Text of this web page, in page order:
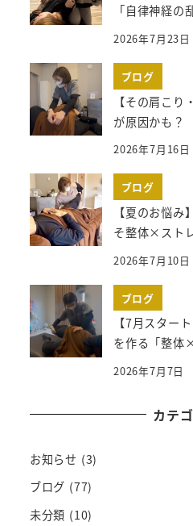
「自律神経の
2026年7月23日
ブログ
【その肩こり
が原因かも？
2026年7月16日
ブログ
【夏のお悩
そ整体×スト
2026年7月10日
ブログ
【7月スター
を作る「整体
2026年7月7日
カテ
お知らせ (3)
ブログ (77)
未分類 (10)